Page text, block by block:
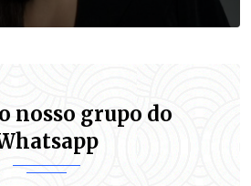
nosso grupo do